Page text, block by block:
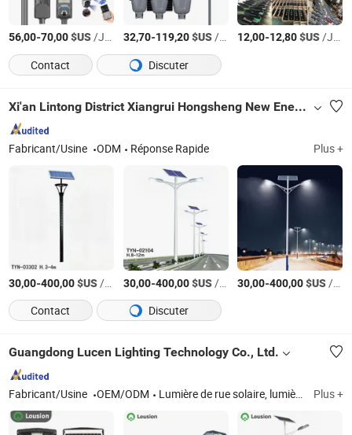
56,00-70,00$US/Jeu 32,70-119,20$US/Jeu 12,00-12,80$US/Jeu
Contact
Discuter
Xi'an Lintong District Xiangrui Hongsheng New Energy Technology Co., Ltd.
Fabricant/Usine ODM Réponse Rapide Plus +
30,00-400,00$US/Jeu 30,00-400,00$US/Jeu 30,00-400,00$US/Jeu
Contact
Discuter
Guangdong Lucen Lighting Technology Co., Ltd.
Fabricant/Usine OEM/ODM Lumière de rue solaire, lumière de jardin solaire, lumière inondante solaire Plus +